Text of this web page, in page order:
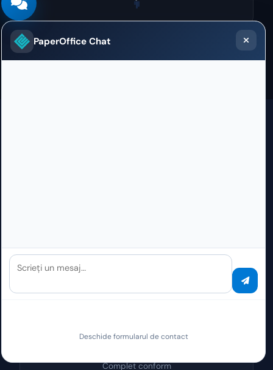
Complet conform
PaperOffice Chat
Scrieți un mesaj…
Deschide formularul de contact